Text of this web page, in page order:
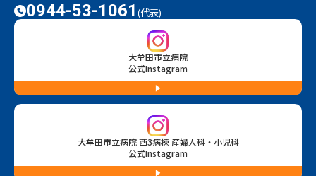
0944-53-1061 (代表)
大牟田市立病院
公式Instagram
大牟田市立病院 西3病棟 産婦人科・小児科
公式Instagram